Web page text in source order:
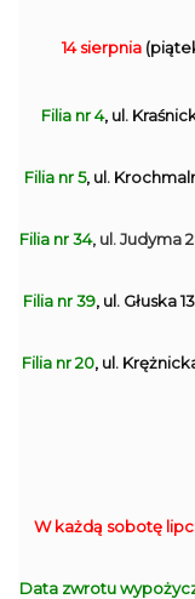
14 sierpnia
Filia nr 4, ul.
Filia nr 5, ul.
Filia nr 34, ul. Judyma
Filia nr 39, ul. Głuska
Filia nr 20, ul.
W każdą sobotę
Data zwrotu